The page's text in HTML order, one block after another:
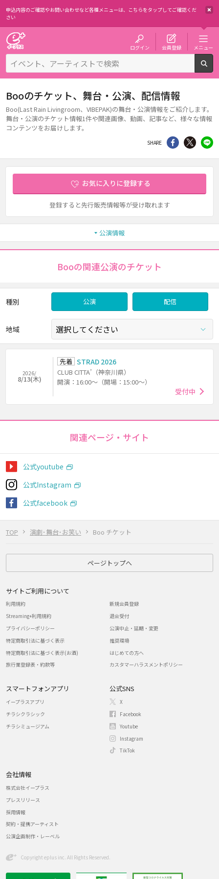
申込内容のご確認やお問い合わせなど各種メニューは、 こちらをタップしてご確認くだ
さい
ログイン 会員登録 メニュー
TOP 演劇･舞台･お笑い Boo チケット
Booのチケット、舞台・公演、配信情報
Boo(Last Rain Livingroom、VIBEPAK)の舞台・公演情報をご紹介します。
舞台・公演のチケット情報1件や関連画像、動画、記事など、様々な情報
コンテンツをお届けします。
SHARE シェア Twitter
お気に入りに登録する
登録すると先行販売情報等が受け取れます
公演情報
Booの関連公演のチケット
種別 公演 配信
地域
2026/
8/13(木)
先着 STRAD 2026
CLUB CITTA’（神奈川県）
開演：16:00～（開場：15:00～）
受付中
関連ページ・サイト
公式youtube
公式Instagram
公式facebook
ページトップへ
サイトご利用について
利用規約
Streaming+利用規約
プライバシーポリシー
特定商取引法に基づく表示
特定商取引法に基づく表示(お酒)
旅行業登録表・約款等
新規会員登録
退会受付
公演中止・延期・変更
推奨環境
はじめての方へ
カスタマーハラスメントポリシー
スマートフォンアプリ
イープラスアプリ
チラシクラシック
チラシミュージアム
公式SNS
X
Facebook
Youtube
Instagram
TikTok
会社情報
株式会社イープラス
プレスリリース
採用情報
契約・提携アーティスト
公演企画制作・レーベル
Copyright eplus inc. All Rights Reserved.